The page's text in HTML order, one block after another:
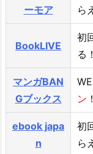
ーモア
ら
BookLIVE
初
る
マンガBAN
Gブックス
ン
ebook japa
n
初
ら